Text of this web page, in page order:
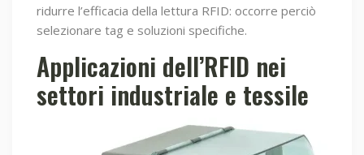
ridurre l’efficacia della lettura RFID: occorre perciò
selezionare tag e soluzioni specifiche.
Applicazioni dell’RFID nei
settori industriale e tessile